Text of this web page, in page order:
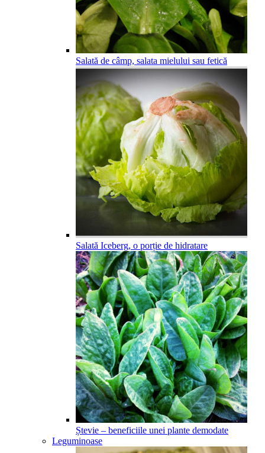
Salată de câmp, salata mielului sau fetică
Salată Iceberg, o porție de hidratare
Ștevie – beneficiile unei plante demodate
Leguminoase